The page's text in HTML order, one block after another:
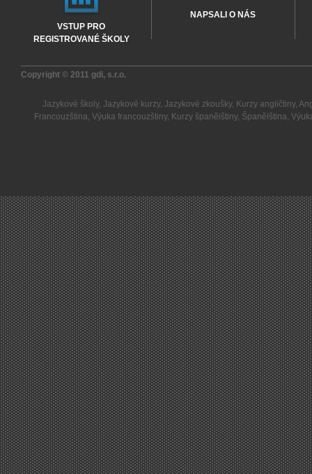
VSTUP PRO
REGISTROVANÉ ŠKOLY
NAPSALI O NÁS
Copyright © 2011 gdi, s.r.o.
Jazykové školy, Jazykové kurzy, Jazykové zkoušky, Kurzy angličtiny,
Francouzština, Výuka francouzštiny, Kurzy španělštiny, Španělština,